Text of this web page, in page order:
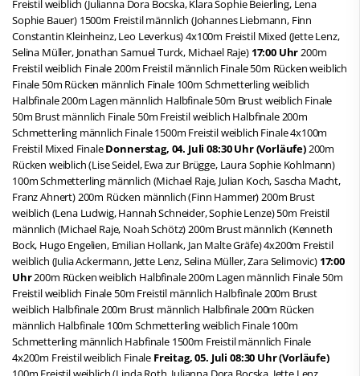
Freistil weiblich (Julianna Dora Bocska, Klara Sophie Beierling, Lena
Sophie Bauer) 1500m Freistil männlich (Johannes Liebmann, Finn
Constantin Kleinheinz, Leo Leverkus) 4x100m Freistil Mixed (Jette Lenz,
Selina Müller, Jonathan Samuel Turck, Michael Raje) 17:00 Uhr200m
Freistil weiblich Finale 200m Freistil männlich Finale 50m Rücken weiblich
Finale 50m Rücken männlich Finale 100m Schmetterling weiblich
Halbfinale 200m Lagen männlich Halbfinale 50m Brust weiblich Finale
50m Brust männlich Finale 50m Freistil weiblich Halbfinale 200m
Schmetterling männlich Finale 1500m Freistil weiblich Finale 4x100m
Freistil Mixed FinaleDonnerstag, 04. Juli 08:30 Uhr (Vorläufe)200m
Rücken weiblich (Lise Seidel, Ewa zur Brügge, Laura Sophie Kohlmann)
100m Schmetterling männlich (Michael Raje, Julian Koch, Sascha Macht,
Franz Ahnert) 200m Rücken männlich (Finn Hammer) 200m Brust
weiblich (Lena Ludwig, Hannah Schneider, Sophie Lenze) 50m Freistil
männlich (Michael Raje, Noah Schötz) 200m Brust männlich (Kenneth
Bock, Hugo Engelien, Emilian Hollank, Jan Malte Gräfe) 4x200m Freistil
weiblich (Julia Ackermann, Jette Lenz, Selina Müller, Zara Selimovic) 17:00
Uhr200m Rücken weiblich Halbfinale 200m Lagen männlich Finale 50m
Freistil weiblich Finale 50m Freistil männlich Halbfinale 200m Brust
weiblich Halbfinale 200m Brust männlich Halbfinale 200m Rücken
männlich Halbfinale 100m Schmetterling weiblich Finale 100m
Schmetterling männlich Habfinale 1500m Freistil männlich Finale
4x200m Freistil weiblich Finale Freitag, 05. Juli 08:30 Uhr (Vorläufe)